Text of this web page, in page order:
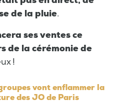
de la pluie.
ses ventes ce
de la cérémonie de
!
vont enflammer la
des JO de Paris